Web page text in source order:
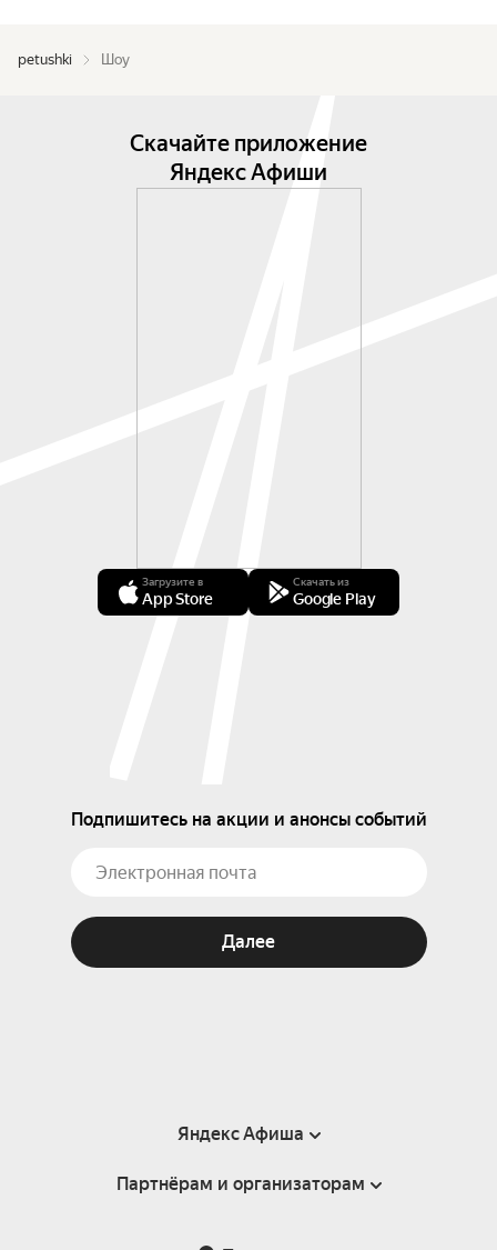
petushki Шоу
Скачайте приложение
Яндекс Афиши
Загрузите в
App Store
Скачать из
Google Play
Подпишитесь на акции и анонсы событий
Далее
Яндекс Афиша
Справка
Партнёрам и организаторам